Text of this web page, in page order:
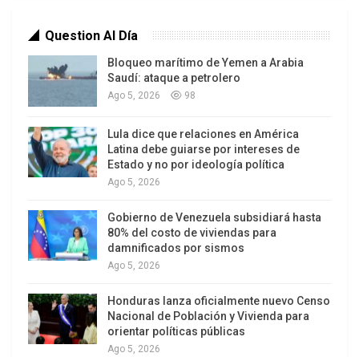
gobierno estadounidense y reafirmó en cadena
“Ratificamos en consecuencia la lealtad absoluta
y apoyo irrestricto a nuestro comandante en jefe”,
Las autoridades venezolanas aseguran que
defenderán “la libertad, independencia y
soberanía” incluso hasta con la vida, si fuera
necesario. El mensaje subraya la unidad militar
frente a las presiones extranjeras y la voluntad de
salvaguardar la estabilidad del país.
Question Al Día
Bloqueo marítimo de Yemen a Arabia
Saudí: ataque a petrolero
Ago 5, 2026 98
Lula dice que relaciones en América
Latina debe guiarse por intereses de
Estado y no por ideología política
Ago 5, 2026
Gobierno de Venezuela subsidiará hasta
80% del costo de viviendas para
damnificados por sismos
Ago 5, 2026
Honduras lanza oficialmente nuevo Censo
Nacional de Población y Vivienda para
orientar políticas públicas
Ago 5, 2026